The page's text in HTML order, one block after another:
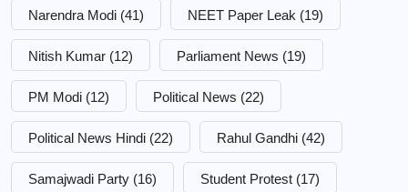
Narendra Modi (41) NEET Paper Leak (19)
Nitish Kumar (12) Parliament News (19)
PM Modi (12) Political News (22)
Political News Hindi (22) Rahul Gandhi (42)
Samajwadi Party (16) Student Protest (17)